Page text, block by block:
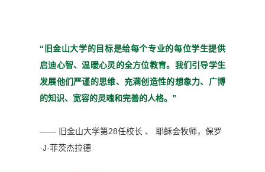
“旧金山大学的目标是给每个专业的每位学生提供
启迪心智、温暖心灵的全方位教育。 我们引导学生
发展他们严谨的思维、充满创造性的想象力、广博
的知识、宽容的灵魂和完善的人格。”
—— 旧金山大学第28任校长 、 耶稣会牧师， 保罗
·J·菲茨杰拉德